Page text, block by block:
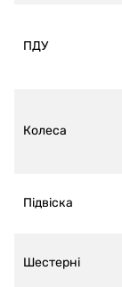
ПДУ
Колеса
Підвіска
Шестерні